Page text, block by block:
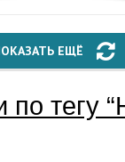
ЕЩЁ
тегу “